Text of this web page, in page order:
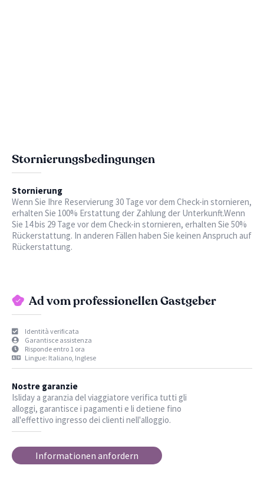
Stornierungsbedingungen
Stornierung
Wenn Sie Ihre Reservierung 30 Tage vor dem Check-in stornieren,
erhalten Sie 100% Erstattung der Zahlung der Unterkunft.Wenn
Sie 14 bis 29 Tage vor dem Check-in stornieren, erhalten Sie 50%
Rückerstattung. In anderen Fällen haben Sie keinen Anspruch auf
Rückerstattung.
Ad vom professionellen Gastgeber
Identità verificata
Garantisce assistenza
Risponde entro 1 ora
Lingue: Italiano, Inglese
Nostre garanzie
Isliday a garanzia del viaggiatore verifica tutti gli
alloggi, garantisce i pagamenti e li detiene fino
all'effettivo ingresso dei clienti nell'alloggio.
Informationen anfordern